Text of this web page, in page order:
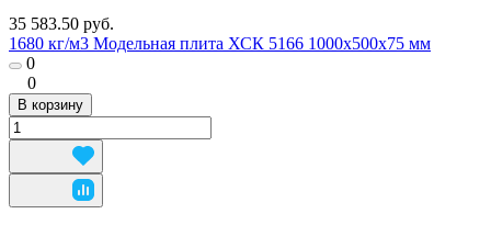
35 583.50 руб.
1680 кг/м3 Модельная плита ХСК 5166 1000х500х75 мм
0
0
В корзину